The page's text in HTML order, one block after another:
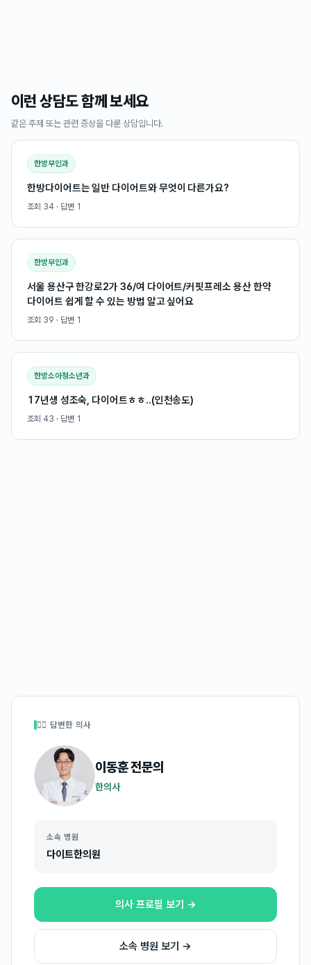
이런 상담도 함께 보세요
같은 주제 또는 관련 증상을 다룬 상담입니다.
한방부인과
한방다이어트는 일반 다이어트와 무엇이 다른가요?
조회 34 · 답변 1
한방부인과
서울 용산구 한강로2가 36/여 다이어트/커핏프레소 용산 한약
다이어트 쉽게 할 수 있는 방법 알고 싶어요
조회 39 · 답변 1
한방소아청소년과
17년생 성조숙, 다이어트ㅎㅎ..(인천송도)
조회 43 · 답변 1
👩‍⚕️ 답변한 의사
이동훈전문의
한의사
소속 병원
다이트한의원
의사 프로필 보기 →
소속 병원 보기 →